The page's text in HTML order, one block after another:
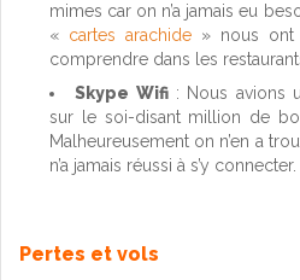
mimes car on n’a jamais eu
« cartes arachide » nous ont
comprendre dans les
Skype Wifi: Nous avions
sur le soi-disant million de
Malheureusement on n’en a
n’a jamais réussi à s’y connecter.
Pertes et vols